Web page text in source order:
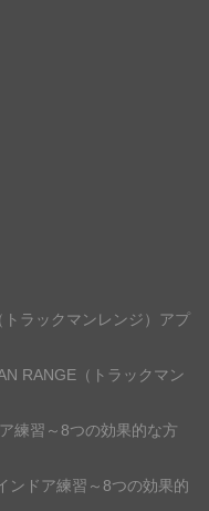
ラックマンレンジ）アプ
RANGE（トラックマン
練習～8つの効果的な方
ンドア練習～8つの効果的